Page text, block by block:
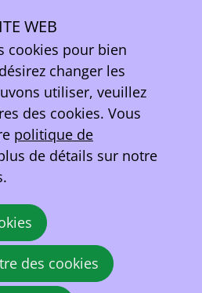
du système de primes en
Flandre
gouvernement flamand de
la prime à l'achat de
clairement favorables à la
nouvelle. De nombreux
été signés en pensant que la
se lancer dans la conduite
EV Belgium
WEB
cookies pour bien
changer les
utiliser, veuillez
des cookies. Vous
politique de
de détails sur notre
des cookies